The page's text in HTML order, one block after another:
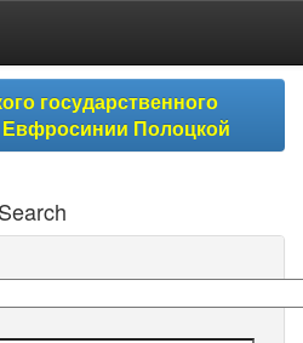
государственного
Евфросинии Полоцкой
Search